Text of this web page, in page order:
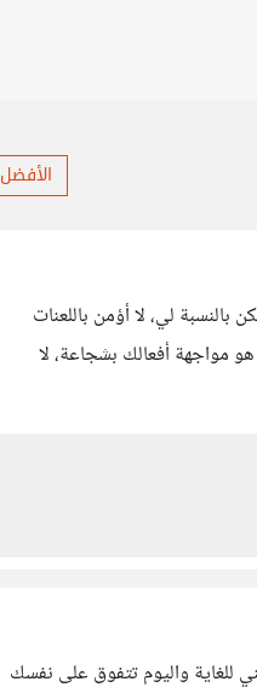
الأفضل
لي، لا أؤمن باللعنات
مواجهة أفعالك بشجاعة، لا
للغاية واليوم تتفوق على نفسك